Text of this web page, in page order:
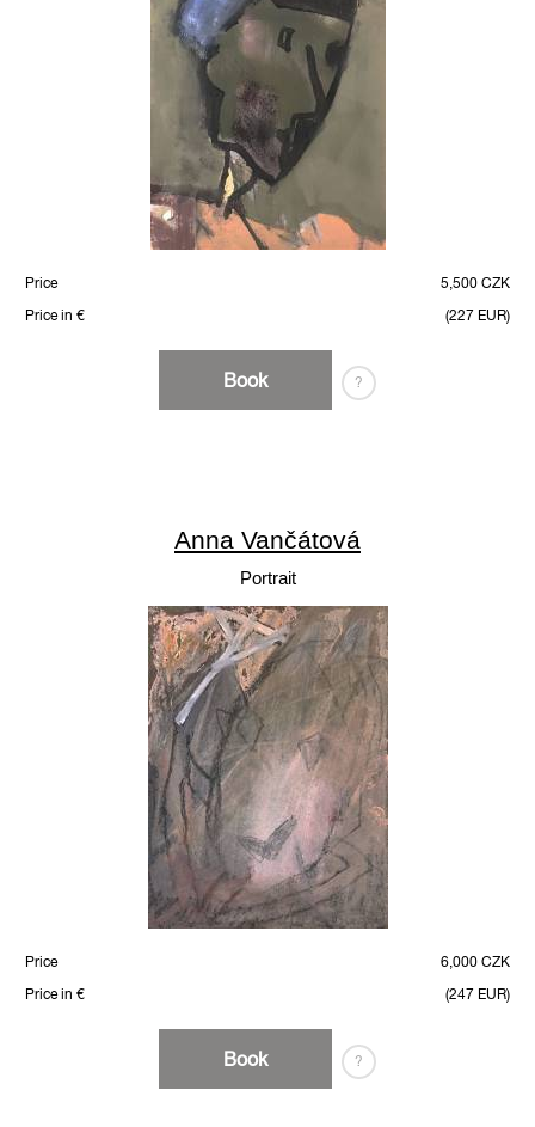
Price
5,500 CZK
Price in €
(227 EUR)
Book ?
Anna Vančátová
Portrait
Price
6,000 CZK
Price in €
(247 EUR)
Book ?